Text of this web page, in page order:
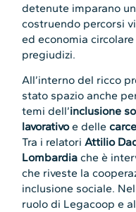
detenute imparano
costruendo percorsi
ed economia
pregiudizi.
All’interno del ricco
stato spazio anche
temi dell’inclusione
lavorativoe delle
Tra i relatori Attilio
Lombardia che è
che riveste la
inclusione sociale.
ruolo di Legacoop e